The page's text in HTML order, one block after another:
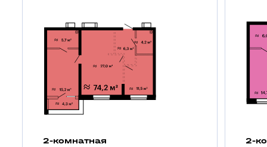
2-комнатная
2-